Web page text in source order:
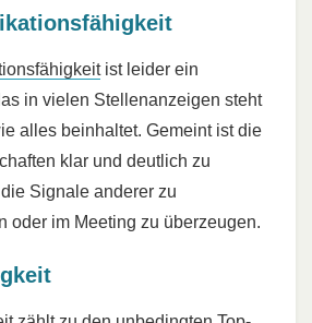
ist leider ein
in vielen Stellenanzeigen steht
alles beinhaltet. Gemeint ist die
klar und deutlich zu
Signale anderer zu
oder im Meeting zu überzeugen.